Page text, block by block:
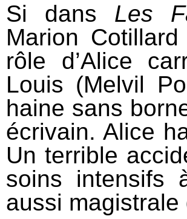
Si dans Les
Marion
rôle d’Alice
Louis (Melvil
haine sans
écrivain. Alice
Un terrible
soins intensifs
aussi magistrale